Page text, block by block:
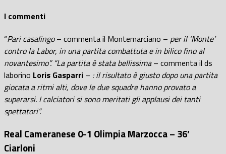
I commenti
“Pari casalingo– commenta il Montemarciano – per il ‘Monte’
contro la Labor, in una partita combattuta e in bilico fino al
novantesimo”. “La partita è stata bellissima– commenta il ds
laborino Loris Gasparri – : il risultato è giusto dopo una partita
giocata a ritmi alti, dove le due squadre hanno provato a
superarsi. I calciatori si sono meritati gli applausi dei tanti
spettatori”.
Real Cameranese 0-1 Olimpia Marzocca – 36’
Ciarloni